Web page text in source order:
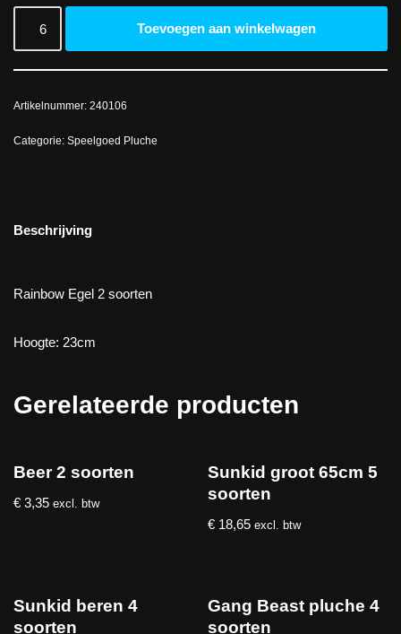
Toevoegen aan winkelwagen
Artikelnummer: 240106
Categorie: Speelgoed Pluche
Beschrijving
Rainbow Egel 2 soorten
Hoogte: 23cm
Gerelateerde producten
Beer 2 soorten
€ 3,35 excl. btw
Sunkid groot 65cm 5
soorten
€ 18,65 excl. btw
Sunkid beren 4
soorten
Gang Beast pluche 4
soorten